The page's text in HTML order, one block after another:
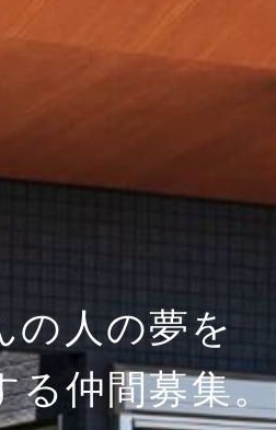
の人の夢を
る仲間募集。